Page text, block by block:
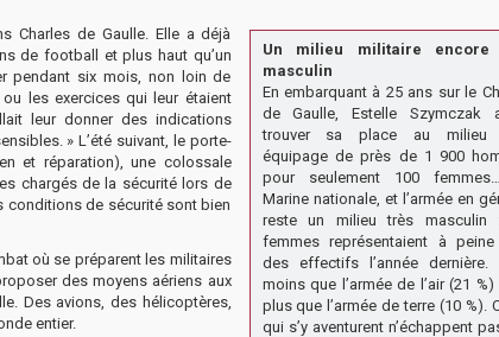
Un milieu militaire encore
masculin
En embarquant à 25 ans sur le
de Gaulle, Estelle Szymczak
trouver sa place au milieu
équipage de près de 1 900
pour seulement 100
Marine nationale, et l’armée en
reste un milieu très masculin
femmes représentaient à peine
des effectifs l’année dernière.
moins que l’armée de l’air (21
plus que l’armée de terre (10 %).
qui s’y aventurent n’échappent
Charles de Gaulle. Elle a déjà
de football et plus haut qu’un
pendant six mois, non loin de
les exercices qui leur étaient
leur donner des indications
» L’été suivant, le porte-
et réparation), une colossale
chargés de la sécurité lors de
conditions de sécurité sont bien
où se préparent les militaires
des moyens aériens aux
Des avions, des hélicoptères,
entier.